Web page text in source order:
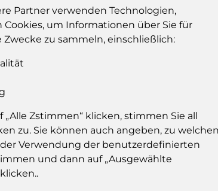
Konsumeinheit
Stückzahl pro
Palette
Sie müssen
Einloggen
Partner verwenden Technologien,
Cookies, um Informationen über Sie für
Zwecke zu sammeln, einschließlich:
„Alle Zstimmen“ klicken, stimmen Sie all
zu. Sie können auch angeben, zu
Verwendung der benutzerdefinierten
und dann auf „Ausgewählte